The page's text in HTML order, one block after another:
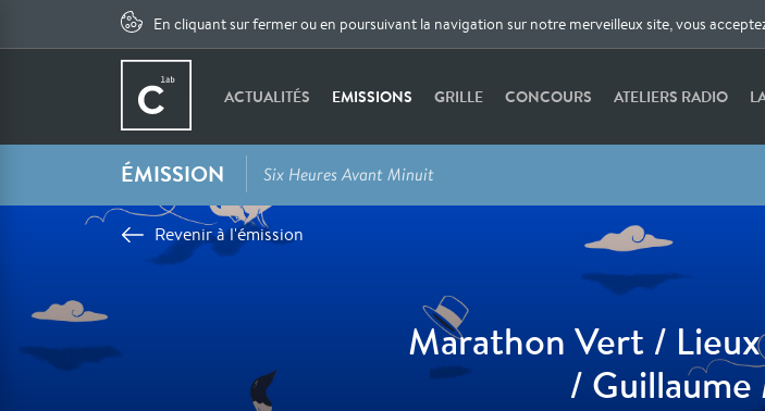
En cliquant sur fermer ou en poursuivant la navigation sur notre merveilleux site, vous
ACTUALITÉS EMISSIONS GRILLE CONCOURS ATELIERS RADIO
ÉMISSION Six Heures Avant Minuit
Revenir à l'émission
Marathon Vert /
/